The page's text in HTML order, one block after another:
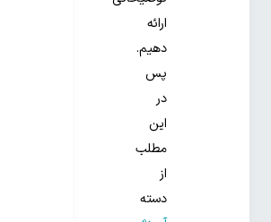
ارائه
دهیم.
پس
در
این
مطلب
از
دسته